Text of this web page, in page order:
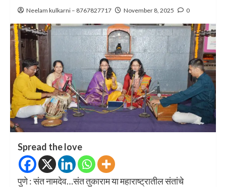
Neelam kulkarni – 8767827717 November 8, 2025 0
Spread the love
पुणे : संत नामदेव…संत तुकाराम या महाराष्ट्रातील संतांचे